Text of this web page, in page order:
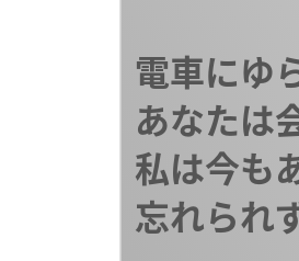
電車にゆ
あなたは
私は今も
忘れられ